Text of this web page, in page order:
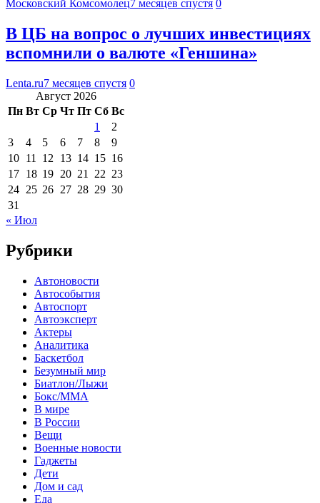
Московский Комсомолец7 месяцев спустя 0
В ЦБ на вопрос о лучших инвестициях
вспомнили о валюте «Геншина»
Lenta.ru7 месяцев спустя 0
Август 2026
Пн Вт Ср Чт Пт Сб Вс
1
2
3
4 5 6 7 8
9
10 11 12 13 14 15 16
17 18 19 20 21 22 23
24 25 26 27 28 29 30
31
« Июл
Рубрики
Автоновости
Автособытия
Автоспорт
Автоэксперт
Актеры
Аналитика
Баскетбол
Безумный мир
Биатлон/Лыжи
Бокс/MMA
В мире
В России
Вещи
Военные новости
Гаджеты
Дети
Дом и сад
Еда